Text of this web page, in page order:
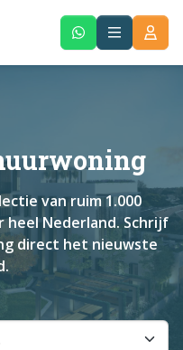
van ruim 1.000
Nederland. Schrijf
direct het nieuwste